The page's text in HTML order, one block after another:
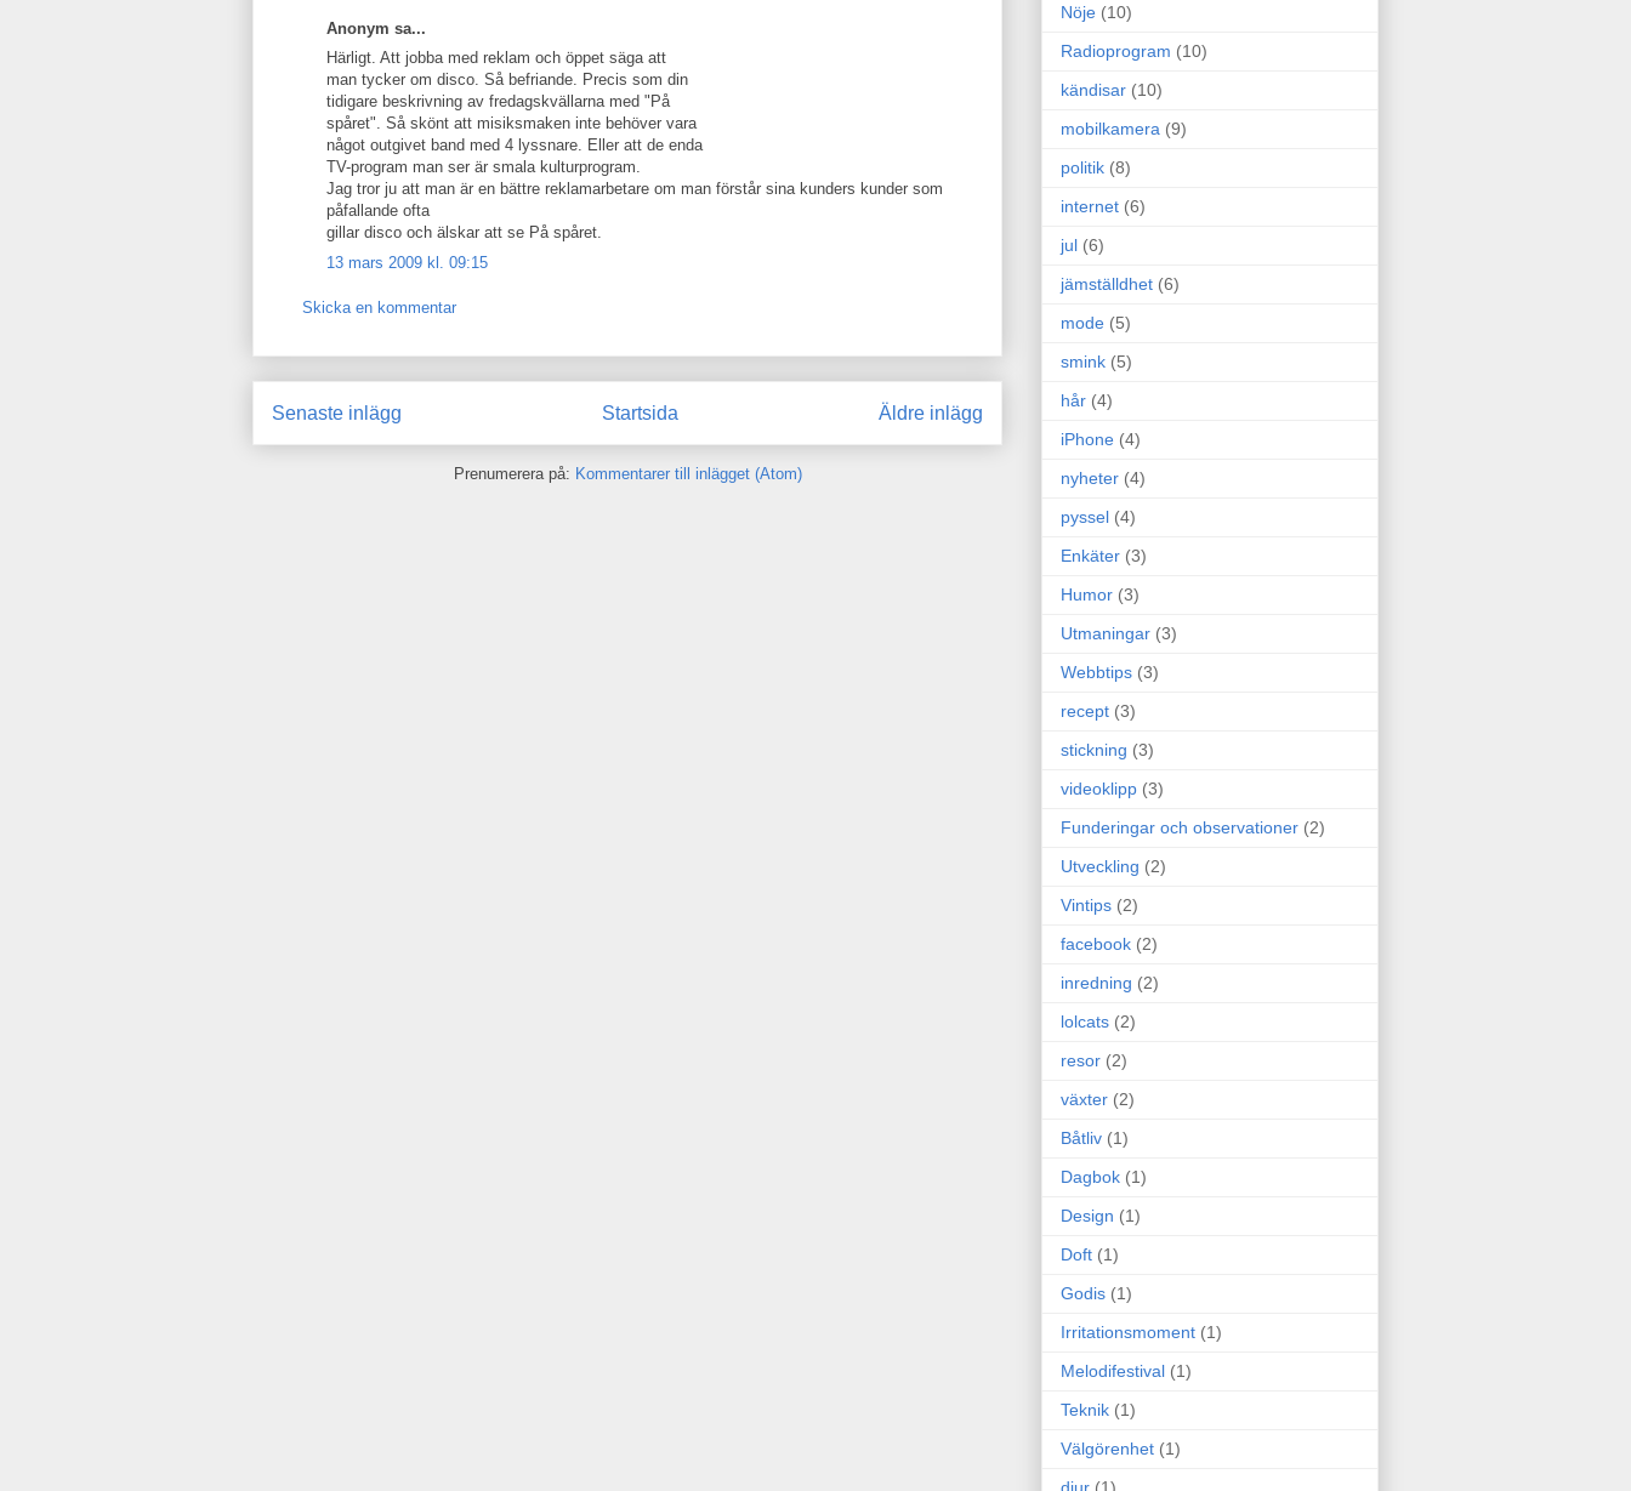
Anonym sa...
Härligt. Att jobba med reklam och öppet säga att
man tycker om disco. Så befriande. Precis som din
tidigare beskrivning av fredagskvällarna med "På
spåret". Så skönt att misiksmaken inte behöver vara
något outgivet band med 4 lyssnare. Eller att de enda
TV-program man ser är smala kulturprogram.
Jag tror ju att man är en bättre reklamarbetare om man förstår sina kunders kunder som
påfallande ofta
gillar disco och älskar att se På spåret.
13 mars 2009 kl. 09:15
Skicka en kommentar
Senaste inlägg Äldre inlägg
Startsida
Prenumerera på: Kommentarer till inlägget (Atom)
Nöje (10)
Radioprogram (10)
kändisar (10)
mobilkamera (9)
politik (8)
internet (6)
jul (6)
jämställdhet (6)
mode (5)
smink (5)
hår (4)
iPhone (4)
nyheter (4)
pyssel (4)
Enkäter (3)
Humor (3)
Utmaningar (3)
Webbtips (3)
recept (3)
stickning (3)
videoklipp (3)
Funderingar och observationer (2)
Utveckling (2)
Vintips (2)
facebook (2)
inredning (2)
lolcats (2)
resor (2)
växter (2)
Båtliv (1)
Dagbok (1)
Design (1)
Doft (1)
Godis (1)
Irritationsmoment (1)
Melodifestival (1)
Teknik (1)
Välgörenhet (1)